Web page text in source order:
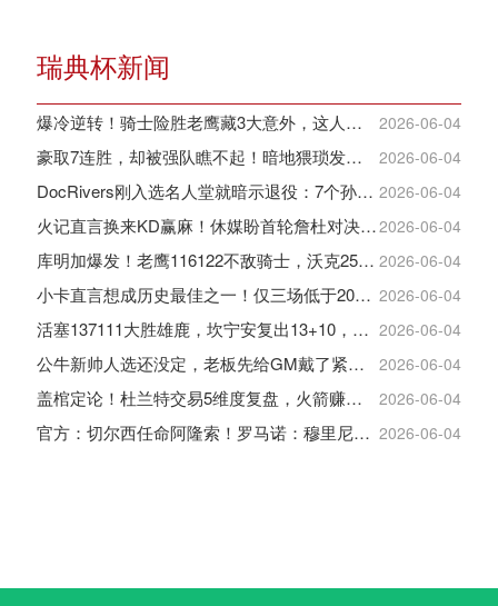
瑞典杯新闻
爆冷逆转！骑士险胜老鹰藏3大意外，这人彻底沦为季后赛鸡肋 2026-06-04
豪取7连胜，却被强队瞧不起！暗地猥琐发育，雷霆卫冕的劲敌来了 2026-06-04
DocRivers刚入选名人堂就暗示退役：7个孙辈等不起了 2026-06-04
火记直言换来KD赢麻！休媒盼首轮詹杜对决：湖人内部生嫌隙利火箭2026-06-04
库明加爆发！老鹰116122不敌骑士，沃克25+4+2+2，约翰逊12+11+6 2026-06-04
小卡直言想成历史最佳之一！仅三场低于20+入巅峰保底最佳三阵 2026-06-04
活塞137111大胜雄鹿，坎宁安复出13+10，杜伦21分9板 2026-06-04
公牛新帅人选还没定，老板先给GM戴了紧箍咒 2026-06-04
盖棺定论！杜兰特交易5维度复盘，火箭赚大了，太阳只赢在未来 2026-06-04
官方：切尔西任命阿隆索！罗马诺：穆里尼奥对重返皇马感到激动！ 2026-06-04